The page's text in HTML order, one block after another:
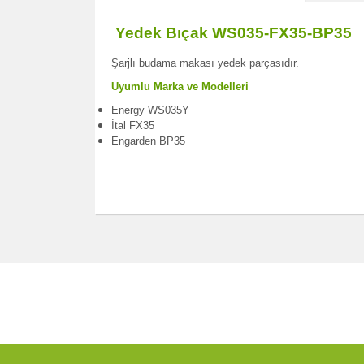
Yedek Bıçak WS035-FX35-BP35
Şarjlı budama makası yedek parçasıdır.
Uyumlu Marka ve Modelleri
Energy WS035Y
İtal FX35
Engarden BP35